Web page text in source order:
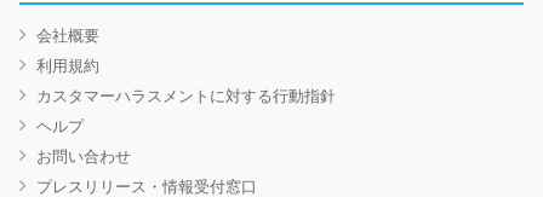
会社概要
利用規約
カスタマーハラスメントに対する行動指針
ヘルプ
お問い合わせ
プレスリリース・情報受付窓口